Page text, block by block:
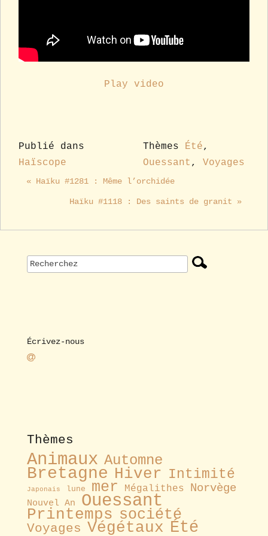
Play video
Publié dans
Haïscope
Thèmes Été,
Ouessant , Voyages
« Haïku #1281 : Même l’orchidée
Haïku #1118 : Des saints de granit »
Écrivez-nous
Thèmes
Animaux Automne
Bretagne Hiver Intimité
Japonais lune mer Mégalithes Norvège
Nouvel An Ouessant
Printemps société
Voyages Végétaux Été